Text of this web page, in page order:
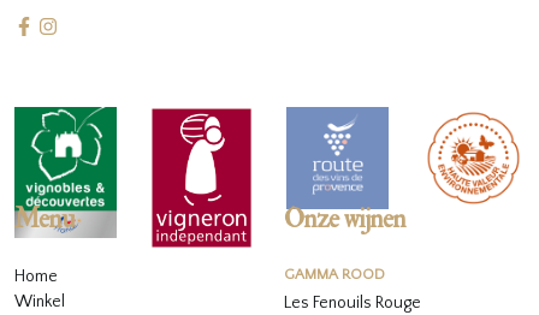
Menu
Home
Winkel
Onze wijnen
GAMMA ROOD
Les Fenouils Rouge